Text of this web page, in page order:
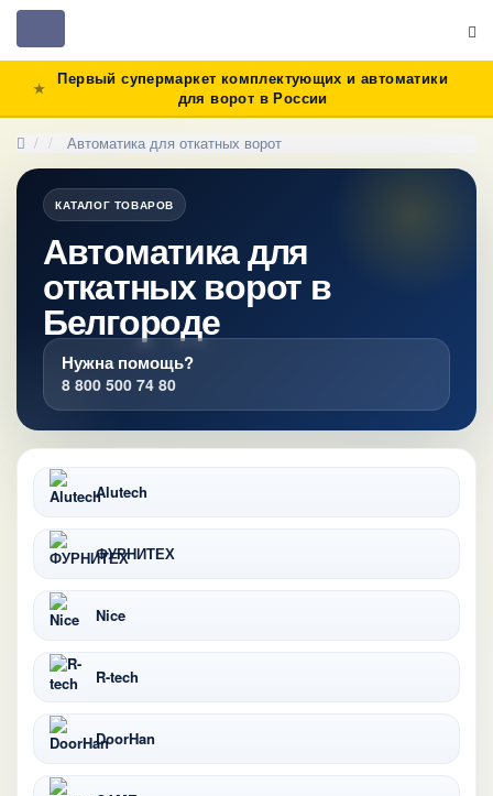
navigation
Первый супермаркет комплектующих и автоматики
для ворот в России
Автоматика для откатных ворот
КАТАЛОГ ТОВАРОВ
Автоматика для
откатных ворот в
Белгороде
Нужна помощь?
8 800 500 74 80
Alutech
ФУРНИТЕХ
Nice
R-tech
DoorHan